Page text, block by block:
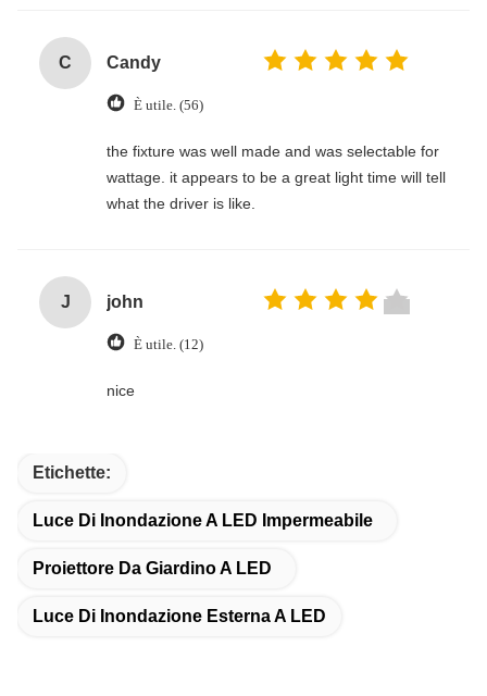
C Candy
È utile. (56)
the fixture was well made and was selectable for
wattage. it appears to be a great light time will tell
what the driver is like.
J john
È utile. (12)
nice
Etichette:
Luce Di Inondazione A LED Impermeabile
Proiettore Da Giardino A LED
Luce Di Inondazione Esterna A LED